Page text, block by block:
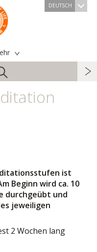
DEUTSCH
ist
Beginn wird ca. 10
durchgeübt und
jeweiligen
2 Wochen lang